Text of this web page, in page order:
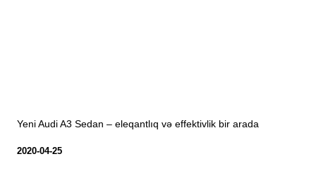
Yeni Audi A3 Sedan – eleqantlıq və effektivlik bir arada
2020-04-25